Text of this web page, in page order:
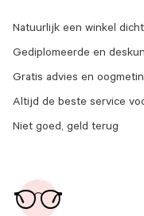
Natuurlijk een winkel
Gediplomeerde en
Gratis advies en
Altijd de beste service
Niet goed, geld terug